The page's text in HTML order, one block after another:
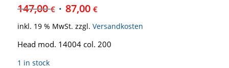
147,00€ 87,00 €
inkl. 19 % MwSt. zzgl. Versandkosten
Head mod. 14004 col. 200
1 in stock